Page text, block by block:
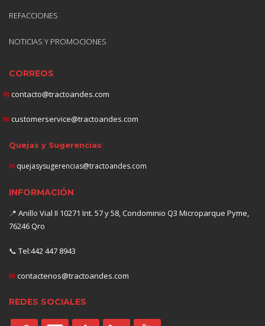
REFACCIONES
NOTICIAS Y PROMOCIONES
CORREOS
✉ contacto@tractoandes.com
✉ customerservice@tractoandes.com
Quejas y Sugerencias
✉ quejasysugerencias@tractoandes.com
INFORMACIÓN
📍 Anillo Vial II 10271 Int. 57 y 58, Condominio Q3 Microparque Pyme,
76246 Qro
📞 Tel:442 447 8943
✉ contactenos@tractoandes.com
REDES SOCIALES